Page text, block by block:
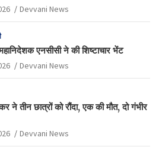
Devvani News
एनसीसी ने की शिष्टाचार भेंट
Devvani News
ने तीन छात्रों को रौंदा, एक की मौत, दो गंभीर
Devvani News